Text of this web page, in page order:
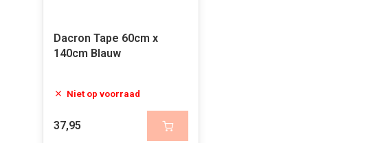
Dacron Tape 60cm x
140cm Blauw
Niet op voorraad
37,95